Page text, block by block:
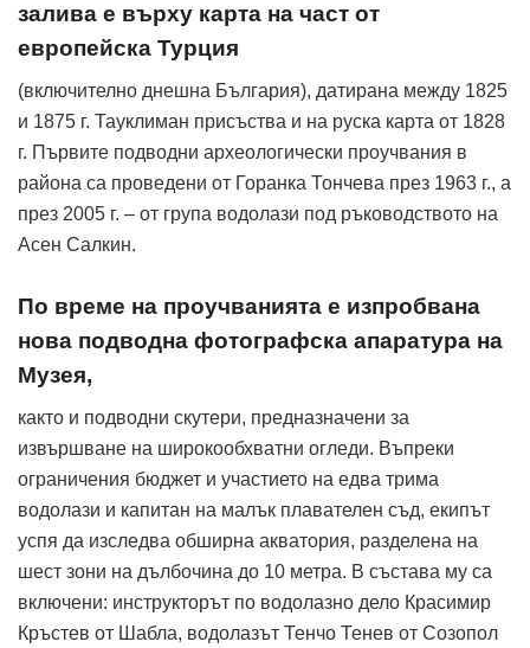
залива е върху карта на част от
европейска Турция
(включително днешна България), датирана между 1825
и 1875 г. Тауклиман присъства и на руска карта от 1828
г. Първите подводни археологически проучвания в
района са проведени от Горанка Тончева през 1963 г., а
през 2005 г. – от група водолази под ръководството на
Асен Салкин.
По време на проучванията е изпробвана
нова подводна фотографска апаратура на
Музея,
както и подводни скутери, предназначени за
извършване на широкообхватни огледи. Въпреки
ограничения бюджет и участието на едва трима
водолази и капитан на малък плавателен съд, екипът
успя да изследва обширна акватория, разделена на
шест зони на дълбочина до 10 метра. В състава му са
включени: инструкторът по водолазно дело Красимир
Кръстев от Шабла, водолазът Тенчо Тенев от Созопол